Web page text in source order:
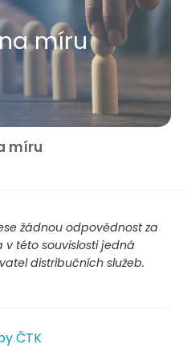
míru
míru
žádnou odpovědnost za
této souvislosti jedná
distribučních služeb.
ČTK